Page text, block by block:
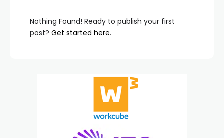
Nothing Found! Ready to publish your first
post? Get started here.